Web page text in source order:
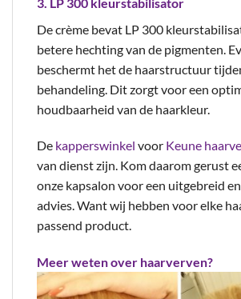
De crème bevat LP 300
betere hechting van de pigmenten.
beschermt het de haarstructuur
behandeling. Dit zorgt voor een
houdbaarheid van de haarkleur.
De kapperswinkel voor Keune
van dienst zijn. Kom daarom gerust
onze kapsalon voor een uitgebreid
advies. Want wij hebben voor elke
passend product.
Meer weten over haarverven?